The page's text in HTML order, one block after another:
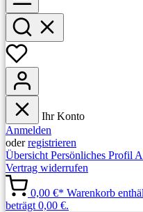
Ihr Konto
Anmelden
oderregistrieren
Übersicht Persönliches Profil
Vertrag widerrufen
0,00 €* Warenkorb
beträgt 0,00 €.